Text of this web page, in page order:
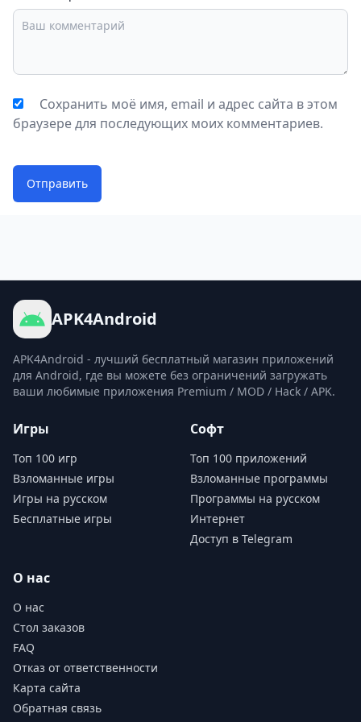
Сохранить моё имя, email и адрес сайта в этом
браузере для последующих моих комментариев.
Отправить
APK4Android
APK4Android - лучший бесплатный магазин приложений
для Android, где вы можете без ограничений загружать
ваши любимые приложения Premium / MOD / Hack / APK.
Игры
Топ 100 игр
Взломанные игры
Игры на русском
Бесплатные игры
Софт
Топ 100 приложений
Взломанные программы
Программы на русском
Интернет
Доступ в Telegram
О нас
О нас
Стол заказов
FAQ
Отказ от ответственности
Карта сайта
Обратная связь